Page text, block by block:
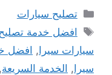
التصنيفات
تصليح سيارات
الوسوم
افضل خدمة
سيارات سيرا, افضل
سيرا, الخدمة السريعة,